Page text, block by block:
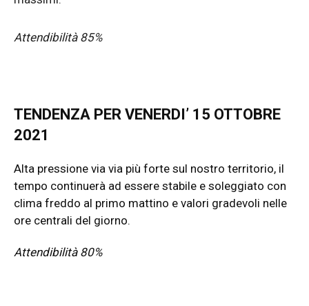
Attendibilità 85%
TENDENZA PER VENERDI’ 15 OTTOBRE
2021
Alta pressione via via più forte sul nostro territorio, il
tempo continuerà ad essere stabile e soleggiato con
clima freddo al primo mattino e valori gradevoli nelle
ore centrali del giorno.
Attendibilità 80%